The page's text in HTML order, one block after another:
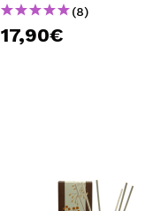
(8)
17,90€